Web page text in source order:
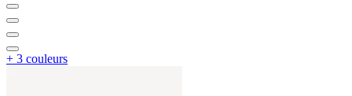
+ 3 couleurs